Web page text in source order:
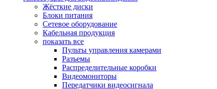
Жёсткие диски
Блоки питания
Сетевое оборудование
Кабельная продукция
показать все
Пульты управления камерами
Разъемы
Распределительные коробки
Видеомониторы
Передатчики видеосигнала